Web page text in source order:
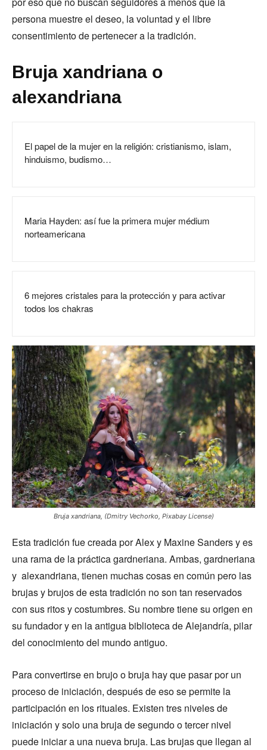
persona muestre el deseo, la voluntad y el libre
consentimiento de pertenecer a la tradición.
Bruja xandriana o
alexandriana
El papel de la mujer en la religión: cristianismo, islam,
hinduismo, budismo…
Maria Hayden: así fue la primera mujer médium
norteamericana
6 mejores cristales para la protección y para activar
todos los chakras
Bruja xandriana, (Dmitry Vechorko, Pixabay License)
Esta tradición fue creada por Alex y Maxine Sanders y es
una rama de la práctica gardneriana. Ambas, gardneriana
y alexandriana, tienen muchas cosas en común pero las
brujas y brujos de esta tradición no son tan reservados
con sus ritos y costumbres. Su nombre tiene su origen en
su fundador y en la antigua biblioteca de Alejandría, pilar
del conocimiento del mundo antiguo.
Para convertirse en brujo o bruja hay que pasar por un
proceso de iniciación, después de eso se permite la
participación en los rituales. Existen tres niveles de
iniciación y solo una bruja de segundo o tercer nivel
puede iniciar a una nueva bruja. Las brujas que llegan al